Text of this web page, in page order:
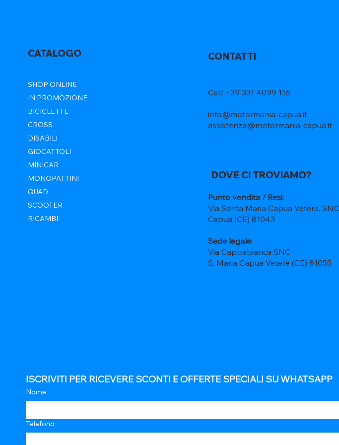
CATALOGO
SHOP ONLINE
IN PROMOZIONE
BICICLETTE
CROSS
DISABILI
GIOCATTOLI
MINICAR
MONOPATTINI
QUAD
SCOOTER
RICAMBI
CONTATTI
Cell: +39 331 4099 116
info@motormania-capua.it
assistenza@motormania-capua.it
DOVE CI TROVIAMO?
Punto vendita / Resi:
Via Santa Maria Capua Vetere, SNC
Capua (CE) 81043
Sede legale:
Via Cappabianca SNC
S. Maria Capua Vetere (CE) 81055
ISCRIVITI PER RICEVERE SCONTI E OFFERTE SPECIALI SU WHATSAPP
Nome
Telefono